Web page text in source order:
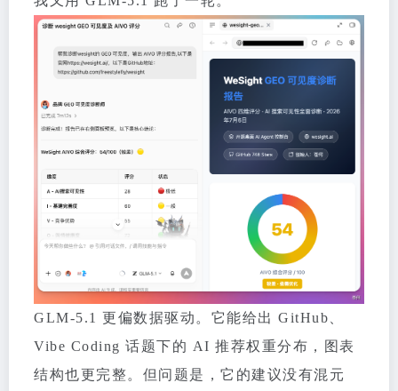
GLM-5.1 更偏数据驱动。它能给出 GitHub、
Vibe Coding 话题下的 AI 推荐权重分布，图表
结构也更完整。但问题是，它的建议没有混元